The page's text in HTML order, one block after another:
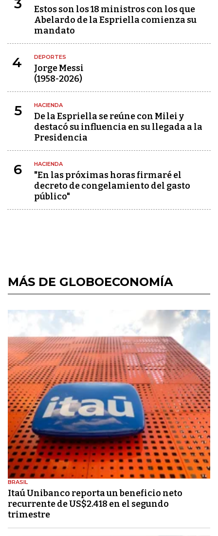
3
Estos son los 18 ministros con los que
Abelardo de la Espriella comienza su
mandato
4 DEPORTES
Jorge Messi
(1958-2026)
5 HACIENDA
De la Espriella se reúne con Milei y
destacó su influencia en su llegada a la
Presidencia
6 HACIENDA
"En las próximas horas firmaré el
decreto de congelamiento del gasto
público"
MÁS DE GLOBOECONOMÍA
BRASIL
Itaú Unibanco reporta un beneficio neto
recurrente de US$2.418 en el segundo
trimestre